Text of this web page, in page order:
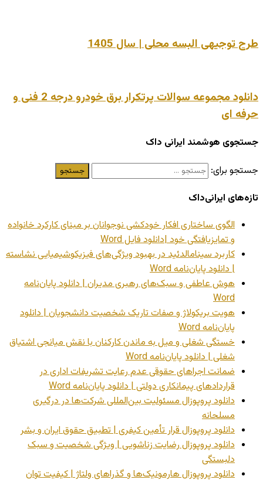
طرح توجیهی البسه محلی | سال 1405
دانلود مجموعه سوالات پرتکرار برق خودرو درجه 2 فنی و
حرفه ای
جستجوی هوشمند ایرانی داک
جستجو برای:
تازه‌های ایرانی‌داک
الگوی ساختاری افکار خودکشی نوجوانان بر مبنای کارکرد خانواده
و تمایزیافتگی خود |دانلود فایل Word
کاربرد سینامالدئید در بهبود ویژگی‌های فیزیکوشیمیایی نشاسته
| دانلود پایان‌نامه Word
هوش عاطفی و سبک‌های رهبری مدیران | دانلود پایان‌نامه
Word
هویت بریکولاژ و صفات تاریک شخصیت دانشجویان | دانلود
پایان‌نامه Word
خستگی شغلی و میل به ماندن کارکنان با نقش میانجی اشتیاق
شغلی | دانلود پایان‌نامه Word
ضمانت اجراهای حقوقی عدم رعایت تشریفات اداری در
قراردادهای پیمانکاری دولتی | دانلود پایان‌نامه Word
دانلود پروپوزال مسئولیت بین‌المللی شرکت‌ها در درگیری
مسلحانه
دانلود پروپوزال قرار تأمین کیفری | تطبیق حقوق ایران و بشر
دانلود پروپوزال رضایت زناشویی | ویژگی شخصیت و سبک
دلبستگی
دانلود پروپوزال هارمونیک‌ها و گذراهای ولتاژ | کیفیت توان